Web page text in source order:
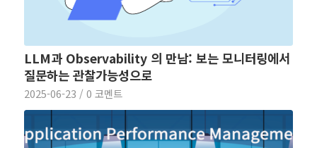
LLM과 Observability 의 만남: 보는 모니터링에서
질문하는 관찰가능성으로
2025-06-23 / 0 코멘트